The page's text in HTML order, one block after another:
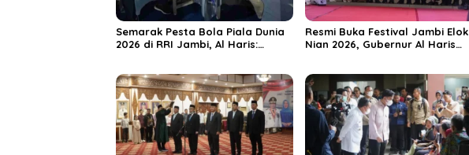
Semarak Pesta Bola Piala Dunia
2026 di RRI Jambi, Al Haris:
Resmi Buka Festival Jambi Elok
Nian 2026, Gubernur Al Haris
Unggulan